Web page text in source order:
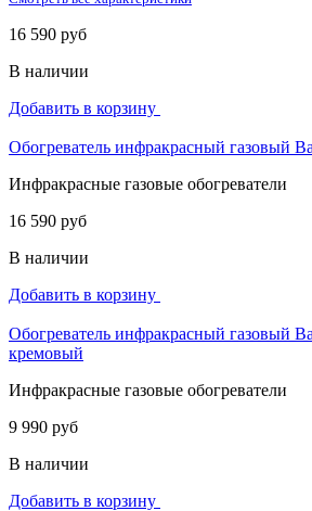
16 590 руб
В наличии
Добавить в корзину
Обогреватель инфракрасный газовый
Инфракрасные газовые обогреватели
16 590 руб
В наличии
Добавить в корзину
Обогреватель инфракрасный газовый
кремовый
Инфракрасные газовые обогреватели
9 990 руб
В наличии
Добавить в корзину